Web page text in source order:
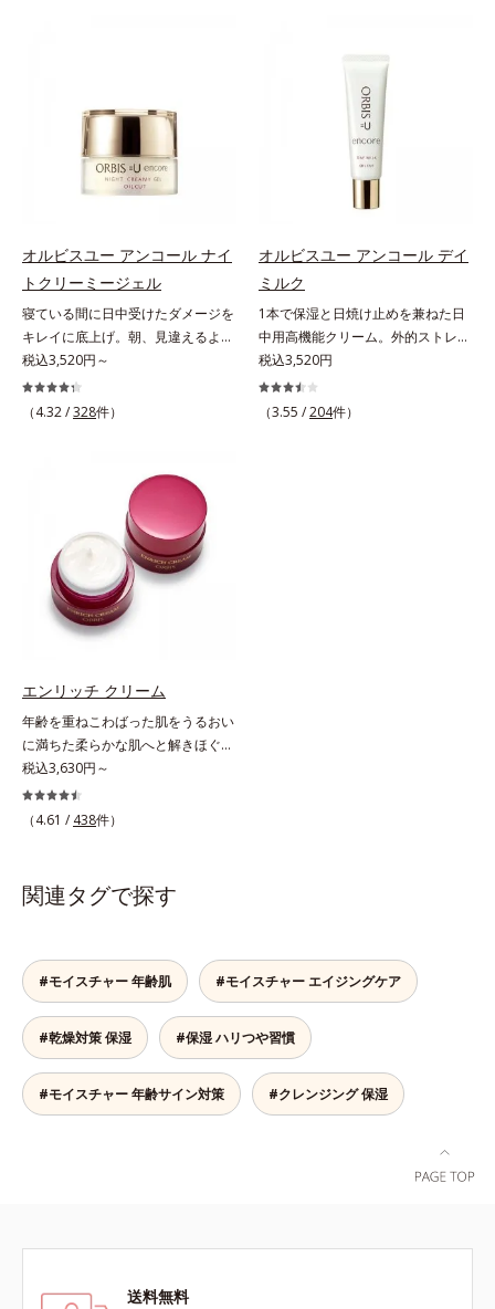
シット、フィチン酸、ユズセラミ
ド、スフィンゴ糖脂質*5 テトラ2-
ヘキシルデカン酸アスコルビル、天
然ビタミンE、イノシット、フィチ
肌成分*6 角層まで*7 うるおいによ
りキメを整えて毛穴を目立たなくす
る*8 すべての方に皮膚刺激がおき
ないというわけではありません※敏
感肌対象パッチテスト済（すべての
人に皮膚刺激がおきないというわけ
ではありません）※弱酸性（ローシ
プ（脂性肌～普通肌）M＝しっとり
タイプ（普通肌～乾性肌）*1 γ－グ
ルタミン酸ポリペプチド、２－メタ
クリロイルオキシエチルホスホリル
コリン・メタクリル酸ブチル共重合
体液*2 メラニンの生成を抑え、シ
ミ・ソバカスを防ぐ*3 日本化粧品
53回大会で2010年10月に初めて発
表したこと*4 うるおいにより透明
感のある肌*5 うるおいによる*6 メ
ラノサイトまで*7 シミ・ソバカス
が肌表面にあらわれること*8 L-ア
スコルビン酸 2-グルコシド*9 L-ア
スコルビン酸 2-グルコシド、パウダ
ソバカスという「点」だけでなく、
透明感のなさなどの「面」での透明
感を阻害する原因を引き起こしてい
ることがわかりました。そこでオル
ビス ブライト シリーズは「メラニ
タミンC(*7)」を採用。肌奥(*6)まで
浸透し、シミやソバカスの原因とな
るメラニンの生成を食い止めます。
またオルビス独自成分の「ブライト
VCコンプレックス(*8)」が、透明感
を阻害する原因(*9)にアプローチし
ます。さらに肌表面のなめらかさや
みずみずしさをサポートするため
透明感を包括的にサポート。全方位
ケアのアプローチによって、肌本来
の輝きを生かして澄み渡る、輝き透
明肌を叶えます。L＝さっぱりタイ
プ（脂性肌～普通肌）M＝しっとり
タイプ（普通肌～乾性肌）*1 シ
ミ・ソバカスが肌表面にあらわれる
こと*2 メラニンの生成を抑え、シ
よる透明感のある肌*4 日本化粧品
トに着目し、日本放射線影響学会第
53回大会で2010年10月に初めて発
表したこと*5 うるおいによる*6 メ
ラノサイトまで*7 L-アスコルビン
酸 2-グルコシド*8 L-アスコルビン
燥など
齢の関係に着目。点在するシミだけ
でなく、メラニンが蓄積しがちな年
齢肌の“メラニンメタボ(*2)”にアプ
ローチして、澄みわたる美肌を目指
します。*1 年齢を重ねた肌*2 メラ
ニンが過剰に生成する状態*3 メラ
ニンの生成を抑え、シミ・ソバカス
オルビスユー アンコール ナイ
トクリーミージェル
寝ている間に日中受けたダメージを
キレイに底上げ。朝、見違えるよう
なハリ感に。諦めかけていたハリ不
足、うるおい低下に先端科学ケア
(*1)でアプローチするエイジングケ
スエキスとHSP（ヒートショックプ
ロテイン）(*4)の合わせ技で、目
元、フェイスラインなど、年齢を重
ねるにつれハリ不足、うるおい低下
を感じやすい部位に働きかけ、ハリ
感のある肌へ導きます。さらに、水
でも油でもない第3の成分、even
wateroil（イーブンワテロイル）を
実現できなかった、“濃密なうるお
つの感触の両立に成功。ごわつく年
齢肌を柔肌に整え、未体験の肌感触
を叶えます。*1 保湿*2 年齢に応じ
たお手入れ *3 D.N.A.＝Daily New
Approach*4 HSP含有酵母エキス＝
税込3,520円～
（4.32 /328件）
オルビスユー アンコール デイ
ミルク
1本で保湿と日焼け止めを兼ねた日
中用高機能クリーム。外的ストレス
(*5)から肌を徹底ガード。諦めかけ
ていたハリ不足、うるおい低下に先
端科学ケア(*1)でアプローチするエ
税込3,520円
（3.55 /204件）
エンリッチ クリーム
年齢を重ねこわばった肌をうるおい
に満ちた柔らかな肌へと解きほぐ
す。セラミド配合保湿クリーム。う
るおい続く柔らかな肌へ整える、エ
イジングケア(*1)保湿クリームで
ドを極小のナノサイズにカプセル化
しました。内包した3大保湿成分＝
に浸透(*4)し、うるおいに満ちた状
態が続く肌へ整えます。さらに年齢
肌がうるおいとともに失ってしまう
ハリ・弾力に、モイストエンリッチ
コンプレックス(*5）がアプロー
チ。ベタつかずみずみずしい使いご
こちでこわばった肌を解きほぐし、
おいと柔らかさを与える保湿成分
税込3,630円～
（4.61 / 438件）
関連タグで探す
#モイスチャー 年齢肌 #モイスチャー エイジングケア
#乾燥対策 保湿 #保湿 ハリつや習慣
#モイスチャー 年齢サイン対策 #クレンジング 保湿
送料無料